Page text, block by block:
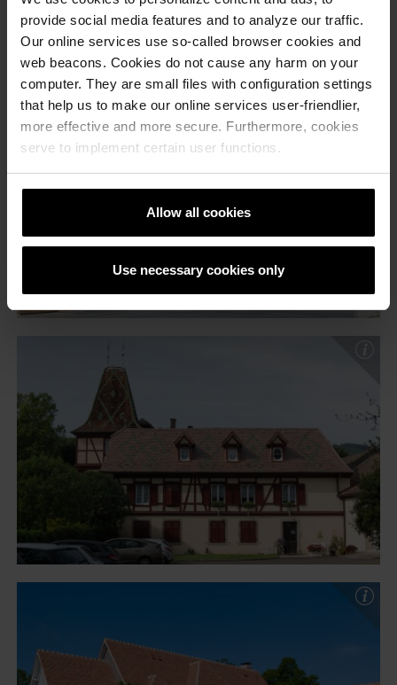
provide social media features and to analyze our traffic.
Our online services use so-called browser cookies and
web beacons. Cookies do not cause any harm on your
computer. They are small files with configuration settings
that help us to make our online services user-friendlier,
more effective and more secure. Furthermore, cookies
serve to implement certain user functions.
Allow all cookies
Use necessary cookies only